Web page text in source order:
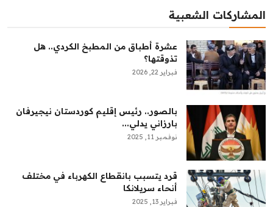
المشاركات الشعبية
عشرة أطباق من المطبخ الكردي.. هل
تذوقتها؟
فبراير 22, 2026
بالصور.. رئيس إقليم كوردستان نيجيرفان
بارزاني يدلي...
نوفمبر 11, 2025
قرد يتسبب بانقطاع الكهرباء في مختلف
أنحاء سريلانكا
فبراير 13, 2025